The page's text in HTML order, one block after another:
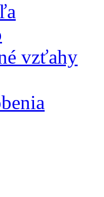
vzťahy